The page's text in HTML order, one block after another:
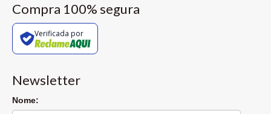
Compra 100% segura
Verificada por
Newsletter
Nome: